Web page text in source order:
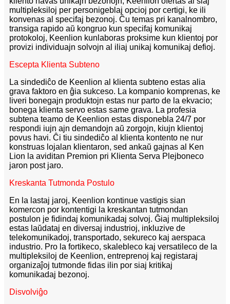
multipleksiloj per personigeblaj opcioj por certigi, ke ili
konvenas al specifaj bezonoj. Ĉu temas pri kanalnombro,
transiga rapido aŭ kongruo kun specifaj komunikaj
protokoloj, Keenlion kunlaboras proksime kun klientoj por
provizi individuajn solvojn al iliaj unikaj komunikaj defioj.
Escepta Klienta Subteno
La sindediĉo de Keenlion al klienta subteno estas alia
grava faktoro en ĝia sukceso. La kompanio komprenas, ke
liveri bonegajn produktojn estas nur parto de la ekvacio;
bonega klienta servo estas same grava. La profesia
subtena teamo de Keenlion estas disponebla 24/7 por
respondi iujn ajn demandojn aŭ zorgojn, kiujn klientoj
povus havi. Ĉi tiu sindediĉo al klienta kontento ne nur
konstruas lojalan klientaron, sed ankaŭ gajnas al Ken
Lion la aviditan Premion pri Klienta Serva Plejboneco
jaron post jaro.
Kreskanta Tutmonda Postulo
En la lastaj jaroj, Keenlion kontinue vastigis sian
komercon por kontentigi la kreskantan tutmondan
postulon je fidindaj komunikadaj solvoj. Ĝiaj multipleksiloj
estas laŭdataj en diversaj industrioj, inkluzive de
telekomunikadoj, transportado, sekureco kaj aerspaca
industrio. Pro la fortikeco, skalebleco kaj versatileco de la
multipleksiloj de Keenlion, entreprenoj kaj registaraj
organizaĵoj tutmonde fidas ilin por siaj kritikaj
komunikadaj bezonoj.
Disvolviĝo